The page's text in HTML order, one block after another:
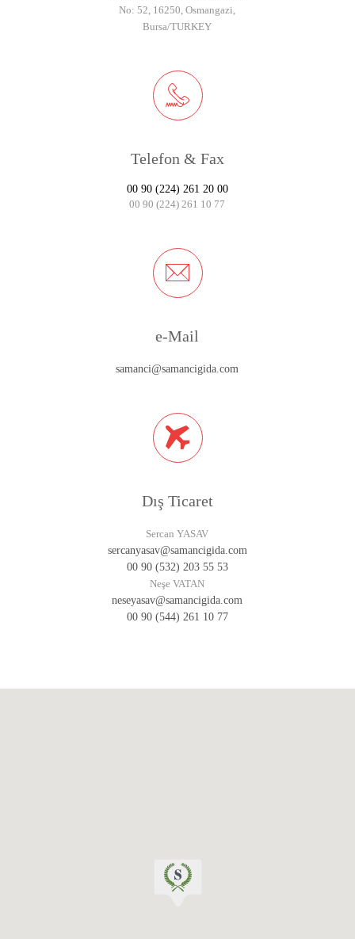
No: 52, 16250, Osmangazi,
Bursa/TURKEY
Telefon & Fax
00 90 (224) 261 20 00
00 90 (224) 261 10 77
e-Mail
samanci@samancigida.com
Dış Ticaret
Sercan YASAV
sercanyasav@samancigida.com
00 90 (532) 203 55 53
Neşe VATAN
neseyasav@samancigida.com
00 90 (544) 261 10 77